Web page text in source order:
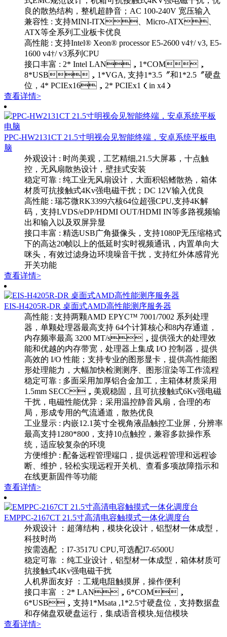
良的散热结构，整机超静音；AC 100-240V 宽压输入
兼容性 : 支持MINI-ITX、Micro-ATX、
ATX等全系列工业板卡优良
高性能 : 支持Intel® Xeon® processor E5-2600 v4†/ v3, E5-
1600 v4†/ v3系列CPU
接口丰富 : 2* Intel LAN，1*COM，
8*USB，1*VGA, 支持1*3.5〞和1*2.5〞硬盘
位，4* PCIEx16，2* PCIEx1（in x4）
查看详情>
PPC-HW2131CT 21.5寸明视会见智能终端，安卓系统平板电
脑
外观设计 : 时尚美观，工艺精细,21.5大屏幕，十点触
控，无风扇散热设计，壁挂式安装
稳定可靠 : 纯工业无风扇设计，大面积铝鳍散热，箱体
材质可抗接触式4Kv强电磁干扰；DC 12V输入优良
高性能 : 瑞芯微RK3399六核64位超强CPU,支持4K解
码，支持LVDS/eDP/HDMI OUT/HDMI IN等多路视频输
出和输入以及双屏异显
接口丰富 : 精选USB广角摄像头，支持1080P无压缩格式
下的高达20帧以上的低延时实时视频通讯，内置单向大
咪头，有效过滤身边环境噪音干扰，支持红外体感背光
开关功能
查看详情>
EIS-H4205R-DR 桌面式AMD高性能测序服务器
高性能 : 支持两颗AMD EPYC™ 7001/7002 系列处理
器，单颗处理器最高支持 64个计算核心和8内存通道，
内存频率最高 3200 MT/s，提供强大的处理效
能和优越的内存带宽，处理器上集成 I/O 控制器，提供
高效的 I/O 性能；支持专业的图形显卡，提供高性能图
形处理能力，大幅加快检测测序、图形渲染等工作流程
稳定可靠 : 多面采用加厚铝合金加工，主箱体材质采用
1.5mm SECC，美观稳固，且可抗接触式6Kv强电磁
干扰，电磁性能优异；采用温控静音风扇，合理的布
局，形成专用的气流通道，散热优良
工业显示 : 内嵌12.1英寸全视角液晶触控工业屏，分辨率
最高支持1280*800，支持10点触控，兼容多款操作系
统，适应较复杂的环境
方便维护 : 配备远程管理端口，提供远程管理和远程诊
断、维护，轻松实现远程开关机、查看多项故障指示和
在线更新固件等功能
查看详情>
EMPPC-2167CT 21.5寸高清电容触摸式一体化调度台
外观设计 ：超薄结构，模块化设计，铝型材一体成型，
科技时尚
按需选配 ：I7-3517U CPU,可选配I7-6500U
稳定可靠 ：纯工业设计，铝型材一体成型，箱体材质可
抗接触式4Kv强电磁干扰
人机界面友好 ：工规电阻触摸屏，操作便利
接口丰富 ：2* LAN，6*COM，
6*USB，支持1*Msata ,1*2.5寸硬盘位，支持数据盘
和存储盘双硬盘运行，集成语音模块,短信模块
查看详情>